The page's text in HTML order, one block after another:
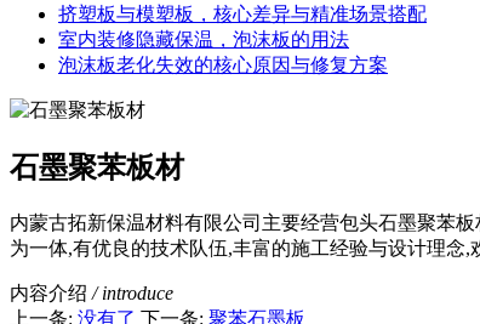
挤塑板与模塑板，核心差异与精准场景搭配
室内装修隐藏保温，泡沫板的用法
泡沫板老化失效的核心原因与修复方案
石墨聚苯板材
内蒙古拓新保温材料有限公司主要经营包头石墨聚苯
为一体,有优良的技术队伍,丰富的施工经验与设计理念,
内容介绍 / introduce
上一条: 没有了 下一条: 聚苯石墨板